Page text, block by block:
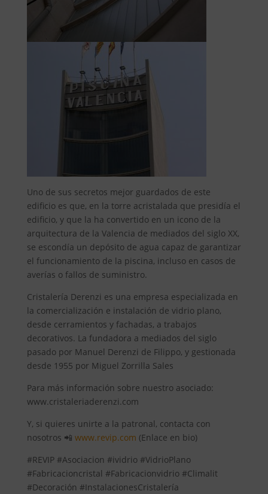
Uno de sus secretos mejor guardados de este
edificio es que, en la torre acristalada que presidía el
edificio, y que la ha convertido en un icono de la
arquitectura de la Valencia de mediados del siglo XX,
se escondía un depósito de agua capaz de garantizar
el funcionamiento de la piscina, incluso en casos de
averías o fallos de suministro.
Cristalería Derenzi es una empresa especializada en
la comercialización e instalación de vidrio plano,
desde cerramientos y fachadas, a trabajos
decorativos. La fundadora a mediados del siglo
pasado por Manuel Derenzi de Filippo, y gestionada
desde 1955 por Miguel Zorrilla Sales
Para más información sobre nuestro asociado:
www.cristaleriaderenzi.com
Y, si quieres unirte a la patronal, contacta con
nosotros 📲 www.revip.com (Enlace en bio)
#REVIP #Asociacion #ividrio #VidrioPlano
#Fabricacioncristal #Fabricacionvidrio #Climalit
#Decoración #InstalacionesCristalería